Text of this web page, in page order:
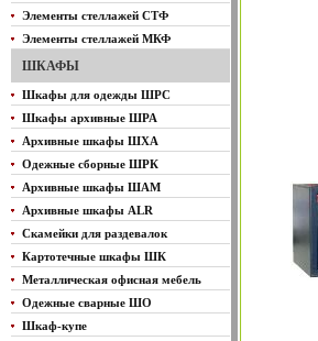
Элементы стеллажей СТФ
Элементы стеллажей МКФ
ШКАФЫ
Шкафы для одежды ШРС
Шкафы архивные ШРА
Архивные шкафы ШХА
Одежные сборные ШРК
Архивные шкафы ШАМ
Архивные шкафы ALR
Скамейки для раздевалок
Картотечные шкафы ШК
Металлическая офисная мебель
Одежные сварные ШО
Шкаф-купе